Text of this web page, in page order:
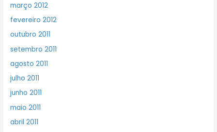
março 2012
fevereiro 2012
outubro 2011
setembro 2011
agosto 2011
julho 2011
junho 2011
maio 2011
abril 2011